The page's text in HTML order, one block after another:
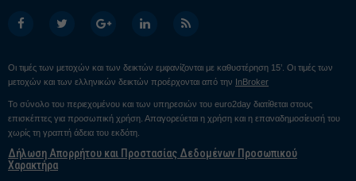
Οι τιμές των μετοχών και των δεικτών εμφανίζονται με καθυστέρηση 15’. Οι τιμές των
μετοχών και των ελληνικών δεικτών προέρχονται από την InBroker
Το σύνολο του περιεχομένου και των υπηρεσιών του euro2day διατίθεται στους
επισκέπτες για προσωπική χρήση. Απαγορεύεται η χρήση και η επαναδημοσίευσή του
χωρίς τη γραπτή άδεια του εκδότη.
Δήλωση Απορρήτου και Προστασίας Δεδομένων Προσωπικού
Χαρακτήρα